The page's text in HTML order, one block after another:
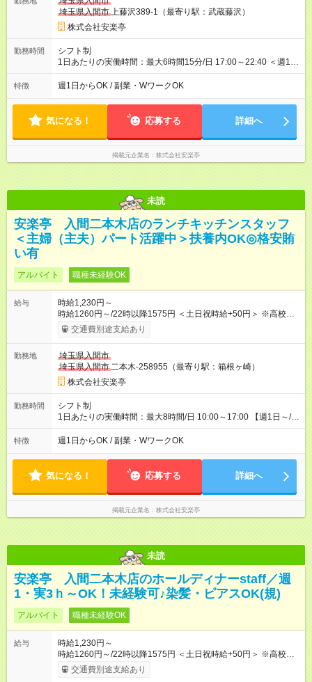
埼玉県入間市上藤沢389-1（最寄り駅：武蔵藤沢）
株式会社安楽亭
勤務時間
シフト制
1日あたりの実働時間：最大6時間15分/日 17:00～22:40 ＜週1日
～/短時間OK！＞ ※18歳未満・高校生は21:30までの勤務 ・シフ
トは自己申告制だから私生活優先でOK◎ ・週1日もあれば週5日
して短時間」など希望に合わせて働けます！
特徴 週1日からOK / 副業・WワークOK
気になる！ 応募する 詳細へ
掲載元企業名 株式会社安楽亭
未読
安楽亭 入間二本木店のランチキッチンスタッフ
＜主婦（主夫）パート活躍中＞扶養内OK◎格安賄
い有
アルバイト 職種未経験OK
給与
時給1,230円～
時給1260円～/22時以降1575円 ＜土日祝時給+50円＞ ※高校生
時給1230円 【試用期間】試用期間あり 試用期間の長さ：12ヶ
月 ※ 雇用形態と給与に、本採用時と異なる部分があります。 雇
時給1220円 ※高校生時給1190円 ※最大12ヶ月の間で、合計30
時間の試用期間（研修期間）があります。
交通費別途支給あり
勤務地
埼玉県入間市
埼玉県入間市二本木-258955（最寄り駅：箱根ヶ崎）
株式会社安楽亭
勤務時間
シフト制
1日あたりの実働時間：最大8時間/日 10:00～17:00 【週1日～/1
日3時間～OK！】 ＊レギュラー勤務ももちろん大歓迎！ 「子ど
ものお迎えまでの時間」 「ランチタイムだけ」 など、家庭の予
談可能◎
特徴 週1日からOK / 副業・WワークOK
気になる！ 応募する 詳細へ
掲載元企業名 株式会社安楽亭
未読
安楽亭 入間二本木店のホールディナーstaff／週
1・実3ｈ～OK！未経験可♪染髪・ピアスOK(規)
アルバイト 職種未経験OK
給与
時給1,230円～
時給1260円～/22時以降1575円 ＜土日祝時給+50円＞ ※高校生
時給1230円 【試用期間】試用期間あり 試用期間の長さ：12ヶ
月 ※ 雇用形態と給与に、本採用時と異なる部分があります。 雇
交通費別途支給あり